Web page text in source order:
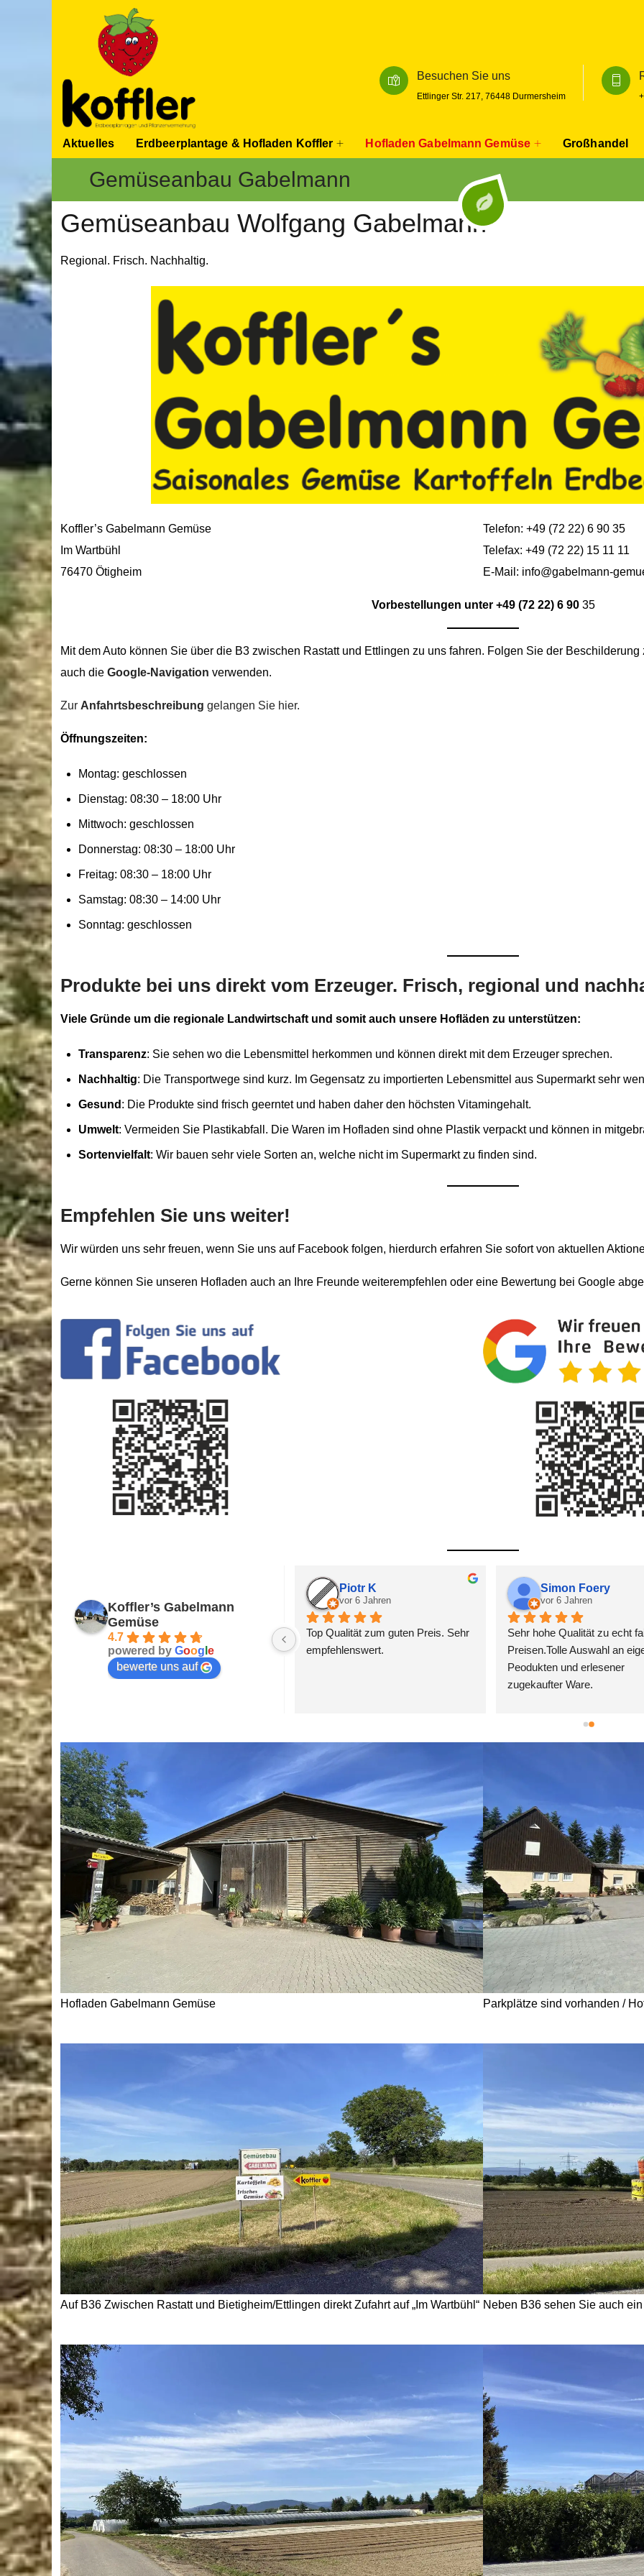
Besuchen Sie uns
Ettlinger Str. 217, 76448 Durmersheim
Aktuelles Erdbeerplantage & Hofladen Koffler Hofladen Gabelmann Gemüse Großhandel
Gemüseanbau Gabelmann
Gemüseanbau Wolfgang Gabelmann
Regional. Frisch. Nachhaltig.
Koffler’s Gabelmann Gemüse
Im Wartbühl
76470 Ötigheim
Telefon: +49 (72 22) 6 90 35
Telefax: +49 (72 22) 15 11 11
E-Mail: info@gabelmann-
Vorbestellungen unter +49 (72 22) 6 9035
Mit dem Auto können Sie über die B3 zwischen Rastatt und Ettlingen zu uns fahren. Folgen Sie der
auch die Google-Navigation verwenden.
Zur Anfahrtsbeschreibung gelangen Sie hier.
Öffnungszeiten:
Montag: geschlossen
Dienstag: 08:30 – 18:00 Uhr
Mittwoch: geschlossen
Donnerstag: 08:30 – 18:00 Uhr
Freitag: 08:30 – 18:00 Uhr
Samstag: 08:30 – 14:00 Uhr
Sonntag: geschlossen
Produkte bei uns direkt vom Erzeuger. Frisch, regional und
Viele Gründe um die regionale Landwirtschaft und somit auch unsere Hofläden zu unterstützen:
Transparenz: Sie sehen wo die Lebensmittel herkommen und können direkt mit dem Erzeuger sprechen.
Nachhaltig: Die Transportwege sind kurz. Im Gegensatz zu importierten Lebensmittel aus Supermarkt sehr
Gesund : Die Produkte sind frisch geerntet und haben daher den höchsten Vitamingehalt.
Umwelt: Vermeiden Sie Plastikabfall. Die Waren im Hofladen sind ohne Plastik verpackt und können in
Sortenvielfalt: Wir bauen sehr viele Sorten an, welche nicht im Supermarkt zu finden sind.
Empfehlen Sie uns weiter!
Wir würden uns sehr freuen, wenn Sie uns auf Facebook folgen, hierdurch erfahren Sie sofort von aktuellen
Gerne können Sie unseren Hofladen auch an Ihre Freunde weiterempfehlen oder eine Bewertung bei Google
Koffler’s Gabelmann
Gemüse
4.7
powered by Goog e
bewerte uns auf
B S
vor 4 Jahren
Immer wieder super Obst und
Gemüse direkt vom Erzeuger.
Christoph
vor 5 Jahren
Tolle Lebensmittel, tolle
Freundlich herzliches
Ware direkt vom Erzeuger -
will man mehr?!
Hofladen Gabelmann Gemüse Parkplätze sind vorhanden /
Auf B36 Zwischen Rastatt und Bietigheim/Ettlingen direkt Zufahrt auf „Im Wartbühl“ Neben B36 sehen Sie auch